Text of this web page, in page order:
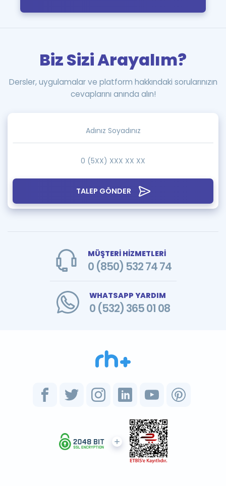
TALEP GÖNDER
Biz Sizi Arayalım?
Dersler, uygulamalar ve platform hakkındaki sorularınızın
cevaplarını anında alın!
MÜŞTERİ HİZMETLERİ
0 (850) 532 74 74
WHATSAPP YARDIM
0 (532) 365 01 08